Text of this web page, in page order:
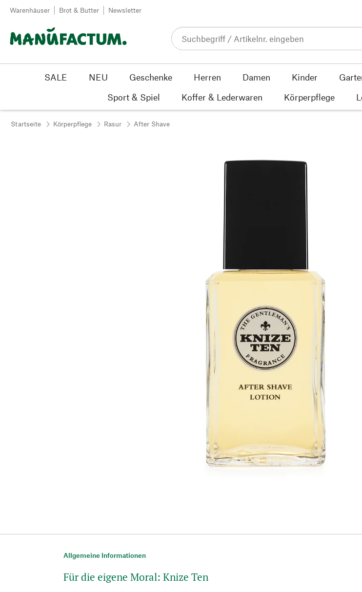
Zum Inhalt springen
Warenhäuser Brot & Butter Newsletter
SALE NEU Geschenke Herren Damen Kinder
Sport & Spiel
Koffer & Lederwaren Körperpflege
Startseite Körperpflege Rasur After Shave
Allgemeine Informationen
Für die eigene Moral: Knize Ten